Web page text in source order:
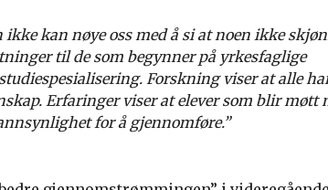
kan nøye oss med å si at noen ikke
til de som begynner på yrkesfaglige
Forskning viser at alle
Erfaringer viser at elever som blir møtt
for å gjennomføre.”